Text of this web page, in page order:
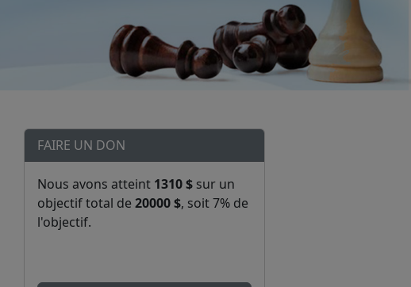
FAIRE UN DON
Nous avons atteint 1310 $ sur un
objectif total de 20000 $, soit 7% de
l'objectif.